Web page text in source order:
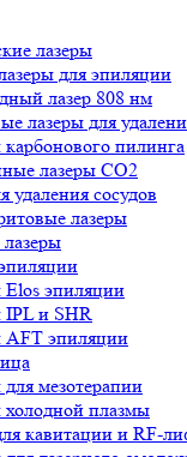
лазеры
для эпиляции
лазер 808 нм
лазеры для
пилинга
лазеры CO2
удаления сосудов
лазеры
эпиляции
и SHR
эпиляции
мезотерапии
плазмы
кавитации и RF-